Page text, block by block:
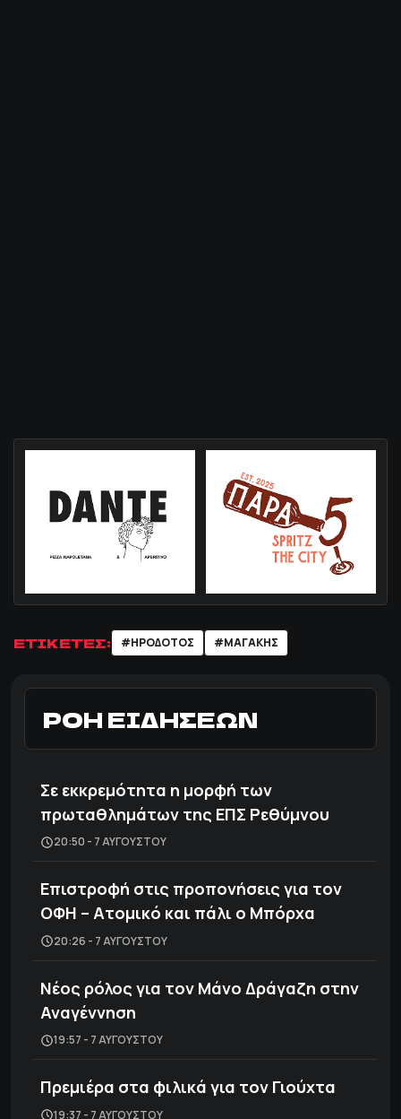
ΕΤΙΚΕΤΕΣ: #ΗΡΟΔΟΤΟΣ #ΜΑΓΑΚΗΣ
ΡΟΗ ΕΙΔΗΣΕΩΝ
Σε εκκρεμότητα η μορφή των
πρωταθλημάτων της ΕΠΣ Ρεθύμνου
20:50 - 7 ΑΥΓΟΎΣΤΟΥ
Επιστροφή στις προπονήσεις για τον
ΟΦΗ – Ατομικό και πάλι ο Μπόρχα
20:26 - 7 ΑΥΓΟΎΣΤΟΥ
Νέος ρόλος για τον Μάνο Δράγαζη στην
Αναγέννηση
19:57 - 7 ΑΥΓΟΎΣΤΟΥ
Πρεμιέρα στα φιλικά για τον Γιούχτα
19:37 - 7 ΑΥΓΟΎΣΤΟΥ